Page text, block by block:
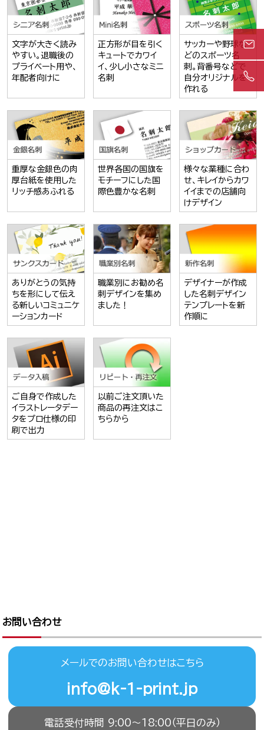
文字が大きく読み
やすい。退職後の
プライベート用や、
年配者向けに
正方形が目を引く
キュートでカワイ
イ、少し小さなミニ
名刺
サッカーや野球な
どのスポーツ名
刺。背番号などで
自分オリジナルを
作れる
重厚な金銀色の肉
厚台紙を使用した
リッチ感あふれる
世界各国の国旗を
モチーフにした国
際色豊かな名刺
様々な業種に合わ
せ、キレイからカワ
イイまでの店舗向
けデザイン
ありがとうの気持
ちを形にして伝え
る新しいコミュニケ
ーションカード
職業別にお勧め名
刺デザインを集め
ました！
デザイナーが作成
した名刺デザイン
テンプレートを新
作順に
ご自身で作成した
イラストレータデー
タをプロ仕様の印
刷で出力
以前ご注文頂いた
商品の再注文はこ
ちらから
お問い合わせ
メールでのお問い合わせはこちら
info@k-1-print.jp
電話受付時間 9:00〜18:00（平日のみ）